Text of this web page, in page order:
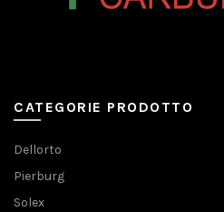
CATEGORIE PRODOTTO
Dellorto
Pierburg
Solex